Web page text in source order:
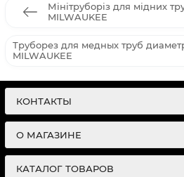
Мінітруборіз для мідних
MILWAUKEE
Труборез для медных труб
MILWAUKEE
КОНТАКТЫ
О МАГАЗИНЕ
КАТАЛОГ ТОВАРОВ